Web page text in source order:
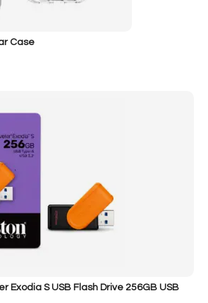
Case
Exodia S USB Flash Drive 256GB USB